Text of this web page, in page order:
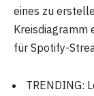
eines zu
für Spotify-
TRENDING: